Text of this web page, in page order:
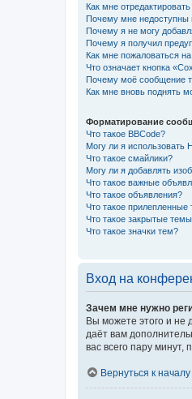
Как мне
Почему мне
Почему я не могу
Почему я получил
Как мне пожаловаться
Что означает кнопка
Почему моё сообщение
Как мне вновь поднять
Форматирование
Что такое BBCode?
Могу ли я использовать
Что такое смайлики?
Могу ли я добавлять
Что такое важные
Что такое объявления?
Что такое прилепленные
Что такое закрытые
Что такое значки тем?
Вход на
Зачем мне нужно
Вы можете этого и не
даёт вам
вас всего пару минут,
Вернуться к началу